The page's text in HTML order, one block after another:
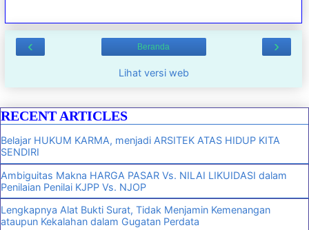
‹ ›
Beranda
Lihat versi web
RECENT ARTICLES
Belajar HUKUM KARMA, menjadi ARSITEK ATAS HIDUP KITA
SENDIRI
Ambiguitas Makna HARGA PASAR Vs. NILAI LIKUIDASI dalam
Penilaian Penilai KJPP Vs. NJOP
Lengkapnya Alat Bukti Surat, Tidak Menjamin Kemenangan
ataupun Kekalahan dalam Gugatan Perdata